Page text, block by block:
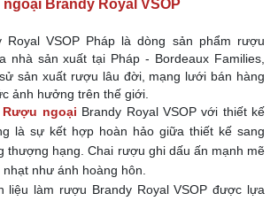
Brandy Royal VSOP
Royal VSOP Pháp là dòng sản phẩm rượu
nhà sản xuất tại Pháp - Bordeaux Families,
sản xuất rượu lâu đời, mạng lưới bán hàng
ảnh hưởng trên thế giới.
Rượu ngoại Brandy Royal VSOP với thiết kế
là sự kết hợp hoàn hảo giữa thiết kế sang
thượng hạng. Chai rượu ghi dấu ấn mạnh mẽ
như ánh hoàng hôn.
liệu làm rượu Brandy Royal VSOP được lựa